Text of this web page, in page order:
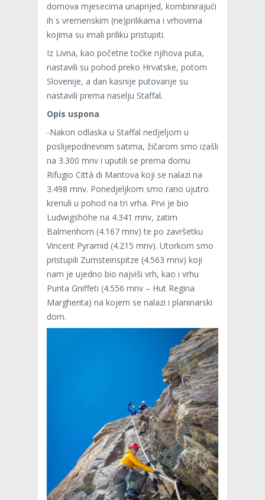
domova mjesecima unaprijed, kombinirajući
ih s vremenskim (ne)prilikama i vrhovima
kojima su imali priliku pristupiti.
Iz Livna, kao početne točke njihova puta,
nastavili su pohod preko Hrvatske, potom
Slovenije, a dan kasnije putovanje su
nastavili prema naselju Staffal.
Opis uspona
-Nakon odlaska u Staffal nedjeljom u
poslijepodnevnim satima, žičarom smo izašli
na 3.300 mnv i uputili se prema domu
Rifugio Città di Mantova koji se nalazi na
3.498 mnv. Ponedjeljkom smo rano ujutro
krenuli u pohod na tri vrha. Prvi je bio
Ludwigshöhe na 4.341 mnv, zatim
Balmenhorn (4.167 mnv) te po završetku
Vincent Pyramid (4.215 mnv). Utorkom smo
pristupili Zumsteinspitze (4.563 mnv) koji
nam je ujedno bio najviši vrh, kao i vrhu
Punta Gniffeti (4.556 mnv – Hut Regina
Margherita) na kojem se nalazi i planinarski
dom.